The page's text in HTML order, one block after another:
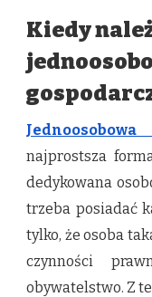
Kiedy
Jednoosobowa
najprostsza
dedykowana
trzeba posiadać
tylko, że osoba
czynności
obywatelstwo. Z